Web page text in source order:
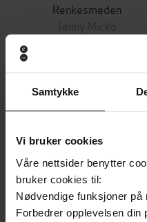
Samtykke
Vi bruker cookies
Våre nettsider benytter
bruker cookies til:
Nødvendige funksjoner på
Forbedrer opplevelsen din
Renkesmeden
Jenny Micko
Andre har også
Vinner av Rivertonprisen